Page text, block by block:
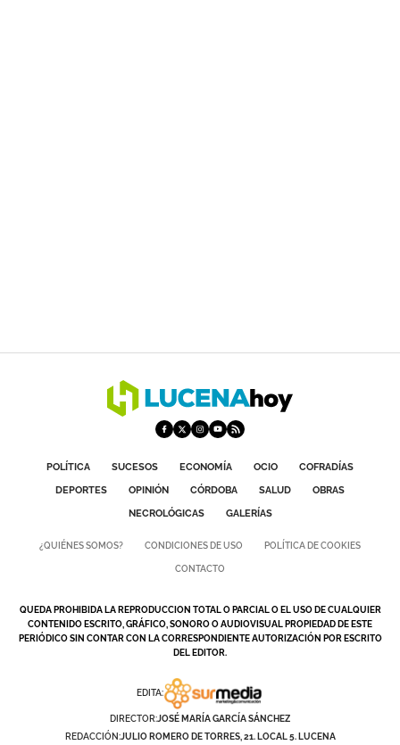
POLÍTICA SUCESOS ECONOMÍA OCIO
COFRADÍAS
DEPORTES
OPINIÓN CÓRDOBA SALUD
OBRAS
NECROLÓGICAS
GALERÍAS
¿QUIÉNES SOMOS? CONDICIONES DE USO POLÍTICA DE COOKIES
CONTACTO
QUEDA PROHIBIDA LA REPRODUCCION TOTAL O PARCIAL O EL USO DE CUALQUIER
CONTENIDO ESCRITO, GRÁFICO, SONORO O AUDIOVISUAL PROPIEDAD DE ESTE
PERIÓDICO SIN CONTAR CON LA CORRESPONDIENTE AUTORIZACIÓN POR ESCRITO
DEL EDITOR.
EDITA:
DIRECTOR:JOSÉ MARÍA GARCÍA SÁNCHEZ
REDACCIÓN:JULIO ROMERO DE TORRES, 21. LOCAL 5. LUCENA